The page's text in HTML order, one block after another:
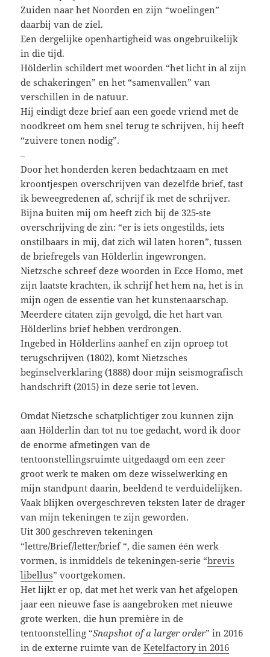
Zuiden naar het Noorden en zijn “woelingen”
daarbij van de ziel.
Een dergelijke openhartigheid was ongebruikelijk
in die tijd.
Hölderlin schildert met woorden “het licht in al zijn
de schakeringen” en het “samenvallen” van
verschillen in de natuur.
Hij eindigt deze brief aan een goede vriend met de
noodkreet om hem snel terug te schrijven, hij heeft
“zuivere tonen nodig”.
–
Door het honderden keren bedachtzaam en met
kroontjespen overschrijven van dezelfde brief, tast
ik beweegredenen af, schrijf ik met de schrijver.
Bijna buiten mij om heeft zich bij de 325-ste
overschrijving de zin: “er is iets ongestilds, iets
onstilbaars in mij, dat zich wil laten horen”, tussen
de briefregels van Hölderlin ingewrongen.
Nietzsche schreef deze woorden in Ecce Homo, met
zijn laatste krachten, ik schrijf het hem na, het is in
mijn ogen de essentie van het kunstenaarschap.
Meerdere citaten zijn gevolgd, die het hart van
Hölderlins brief hebben verdrongen.
Ingebed in Hölderlins aanhef en zijn oproep tot
terugschrijven (1802), komt Nietzsches
beginselverklaring (1888) door mijn seismografisch
handschrift (2015) in deze serie tot leven.
Omdat Nietzsche schatplichtiger zou kunnen zijn
aan Hölderlin dan tot nu toe gedacht, word ik door
de enorme afmetingen van de
tentoonstellingsruimte uitgedaagd om een zeer
groot werk te maken om deze wisselwerking en
mijn standpunt daarin, beeldend te verduidelijken.
Vaak blijken overgeschreven teksten later de drager
van mijn tekeningen te zijn geworden.
Uit 300 geschreven tekeningen
“lettre/Brief/letter/brief “, die samen één werk
vormen, is inmiddels de tekeningen-serie “brevis
libellus” voortgekomen.
Het lijkt er op, dat met het werk van het afgelopen
jaar een nieuwe fase is aangebroken met nieuwe
grote werken, die hun première in de
tentoonstelling “Snapshot of a larger order” in 2016
in de externe ruimte van deKetelfactory in 2016